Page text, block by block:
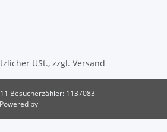
USt., zzgl. Versand
Besucherzähler: 1137083
Powered by